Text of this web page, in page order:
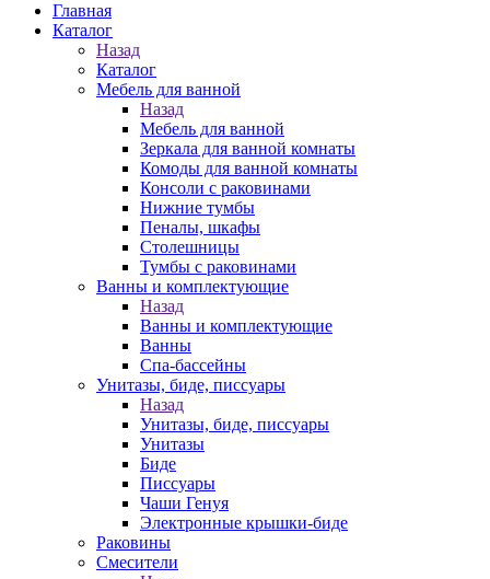
Главная
Каталог
Назад
Каталог
Мебель для ванной
Назад
Мебель для ванной
Зеркала для ванной комнаты
Комоды для ванной комнаты
Консоли с раковинами
Нижние тумбы
Пеналы, шкафы
Столешницы
Тумбы с раковинами
Ванны и комплектующие
Назад
Ванны и комплектующие
Ванны
Спа-бассейны
Унитазы, биде, писсуары
Назад
Унитазы, биде, писсуары
Унитазы
Биде
Писсуары
Чаши Генуя
Электронные крышки-биде
Раковины
Смесители